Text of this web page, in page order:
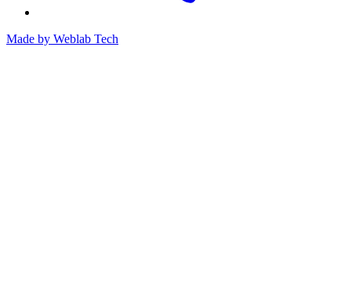
Made by Weblab Tech